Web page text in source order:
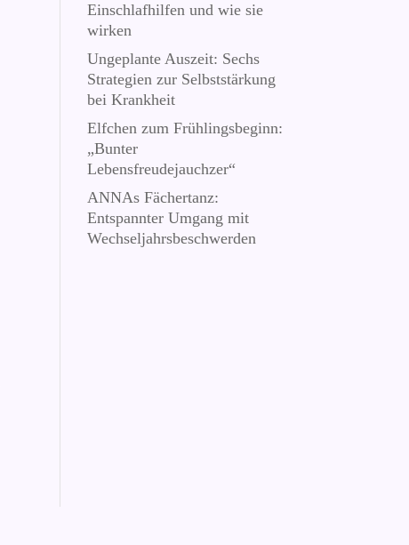
Einschlafhilfen und wie sie
wirken
Ungeplante Auszeit: Sechs
Strategien zur Selbststärkung
bei Krankheit
Elfchen zum Frühlingsbeginn:
„Bunter
Lebensfreudejauchzer“
ANNAs Fächertanz:
Entspannter Umgang mit
Wechseljahrsbeschwerden